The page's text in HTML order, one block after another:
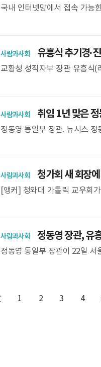
국내 인터넷망에서 접속 가능
사이트도 6683개에 달하는
사람과사회유흥식 추기경·진
교황청 성직자부 장관 유흥식(
종 총무원장 진우 스님과 환
사람과사회취임 1년 맞은 정
정동영 통일부 장관. 뉴시스
해 "통일 지향의 평화적 두 국
사람과사회청가회 새 회장에
[앵커] 청와대 가톨릭 교우회
니다. 신임 청가회 회장은 한
사람과사회정동영 장관, 유
정동영 통일부 장관이 22일 서
담회를 하고 있다. 통일부 제
1 2 3 4